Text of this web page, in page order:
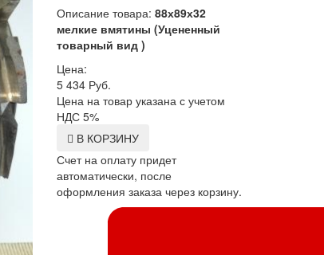
Описание товара: 88х89х32
мелкие вмятины (Уцененный
товарный вид )
Цена:
5 434 Руб.
Цена на товар указана с учетом
НДС 5%
В КОРЗИНУ
Счет на оплату придет
автоматически, после
оформления заказа через корзину.